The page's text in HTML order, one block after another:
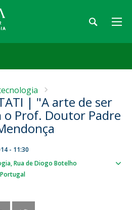
| "A arte de ser
o Prof. Doutor Padre
- 11:30
Rua de Diogo Botelho
Portugal